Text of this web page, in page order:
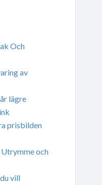
Och
av
lägre
prisbilden
och
vill